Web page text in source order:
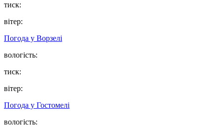
тиск:
вітер:
Погода у Ворзелі
вологість:
тиск:
вітер:
Погода у Гостомелі
вологість: